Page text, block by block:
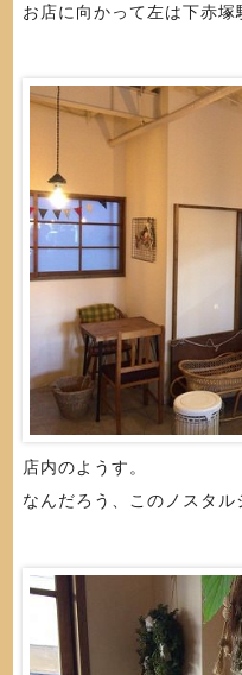
お店に向かって左は下赤塚
店内のようす。
なんだろう、このノスタル